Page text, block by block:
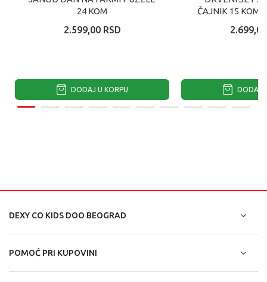
24 KOM
2.599,00 RSD
DODAJ U KORPU
ČAJNIK 15
2.699,00
DODAJ
DEXY CO KIDS DOO BEOGRAD
POMOĆ PRI KUPOVINI